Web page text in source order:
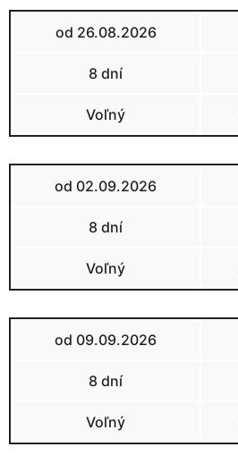
od 26.08.2026
8 dní
Voľný
od 02.09.2026
8 dní
Voľný
od 09.09.2026
8 dní
Voľný